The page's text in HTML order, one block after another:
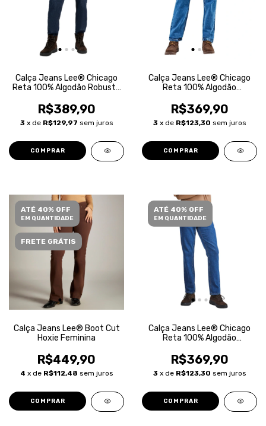
Calça Jeans Lee® Chicago
Reta 100% Algodão Robusta
R$389,90
3 x de R$129,97 sem juros
COMPRAR
Calça Jeans Lee® Chicago
Reta 100% Algodão
R$369,90
3 x de R$123,30 sem juros
COMPRAR
ATÉ 40% OFF
EM QUANTIDADE
FRETE GRÁTIS
Calça Jeans Lee® Boot Cut
Hoxie Feminina
R$449,90
4 x de R$112,48 sem juros
COMPRAR
ATÉ 40% OFF
EM QUANTIDADE
Calça Jeans Lee® Chicago
Reta 100% Algodão
R$369,90
3 x de R$123,30 sem juros
COMPRAR